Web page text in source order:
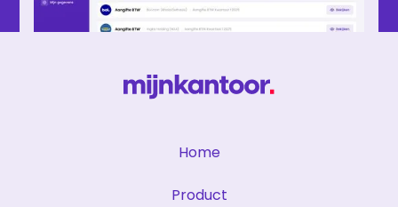
Home
Product